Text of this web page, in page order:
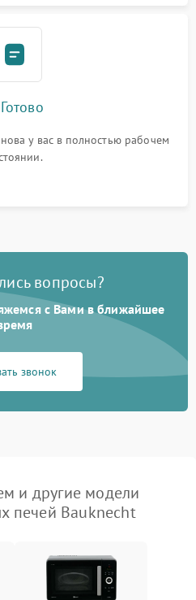
у вас в полностью рабочем
вопросы?
с Вами в ближайшее
звонок
и другие модели
печей Bauknecht